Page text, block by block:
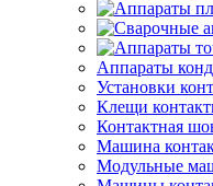
Аппараты
Установки
Клещи
Контактная
Машина
Модульные